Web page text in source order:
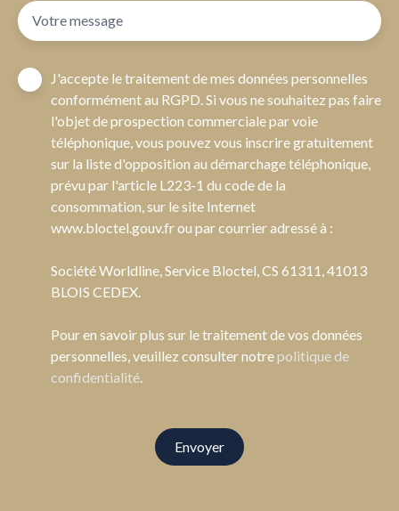
Votre message
J'accepte le traitement de mes données personnelles
conformément au RGPD. Si vous ne souhaitez pas faire
l'objet de prospection commerciale par voie
téléphonique, vous pouvez vous inscrire gratuitement
sur la liste d'opposition au démarchage téléphonique,
prévu par l'article L223-1 du code de la
consommation, sur le site Internet
www.bloctel.gouv.fr ou par courrier adressé à :
Société Worldline, Service Bloctel, CS 61311, 41013
BLOIS CEDEX.
Pour en savoir plus sur le traitement de vos données
personnelles, veuillez consulter notrepolitique de
confidentialité.
Envoyer